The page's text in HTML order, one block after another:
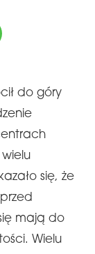
do góry
się, że
mają do
Wielu